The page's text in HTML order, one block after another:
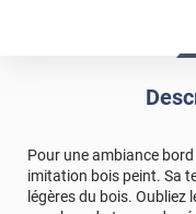
Pour une ambiance
imitation bois peint. Sa
légères du bois.